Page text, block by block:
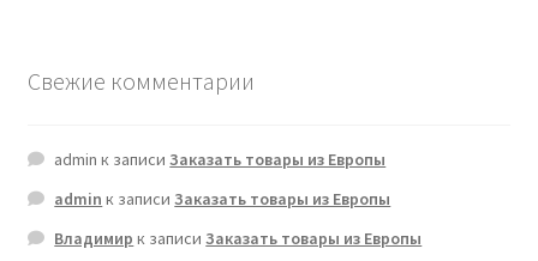
Свежие комментарии
admin к записиЗаказать товары из Европы
admin к записиЗаказать товары из Европы
Владимир к записиЗаказать товары из Европы